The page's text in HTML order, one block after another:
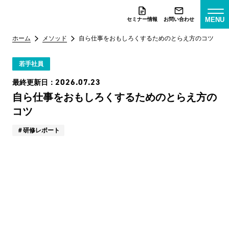
セミナー情報 お問い合わせ MENU
ホーム メソッド 自ら仕事をおもしろくするためのとらえ方のコツ
若手社員
最終更新日： 2026.07.23
自ら仕事をおもしろくするためのとらえ方の
コツ
研修レポート